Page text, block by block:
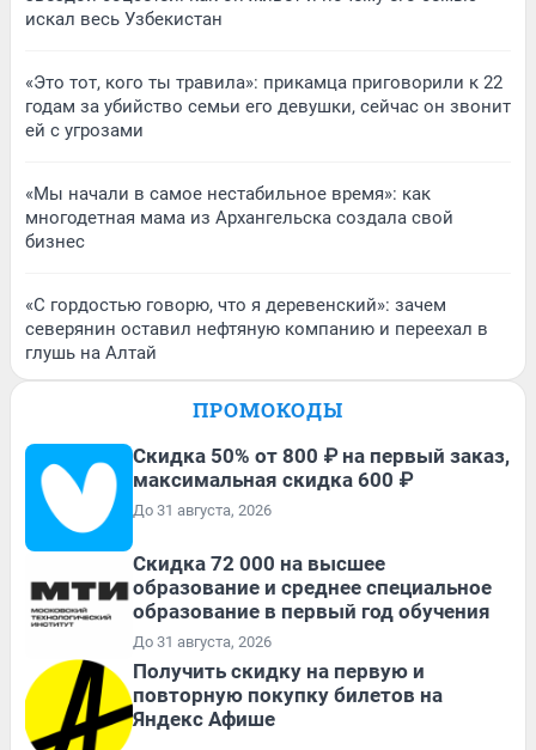
искал весь Узбекистан
«Это тот, кого ты травила»: прикамца приговорили к 22
годам за убийство семьи его девушки, сейчас он звонит
ей с угрозами
«Мы начали в самое нестабильное время»: как
многодетная мама из Архангельска создала свой
бизнес
«С гордостью говорю, что я деревенский»: зачем
северянин оставил нефтяную компанию и переехал в
глушь на Алтай
ПРОМОКОДЫ
Скидка 50% от 800 ₽ на первый заказ,
максимальная скидка 600 ₽
До 31 августа, 2026
Скидка 72 000 на высшее
образование и среднее специальное
образование в первый год обучения
До 31 августа, 2026
Получить скидку на первую и
повторную покупку билетов на
Яндекс Афише